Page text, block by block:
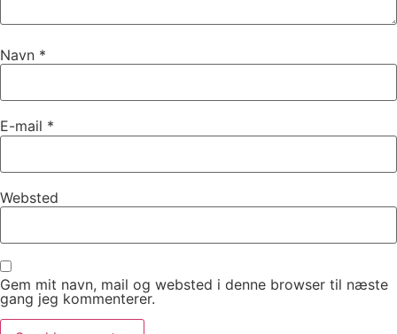
Navn *
E-mail *
Websted
Gem mit navn, mail og websted i denne browser til næste
gang jeg kommenterer.